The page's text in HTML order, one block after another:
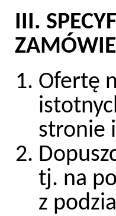
III.
Ofertę
stronie
tj. na
z